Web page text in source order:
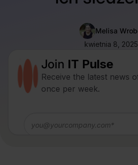
Melisa
kwietnia 8, 2025
Join IT Pulse
Receive the latest news
once per week.